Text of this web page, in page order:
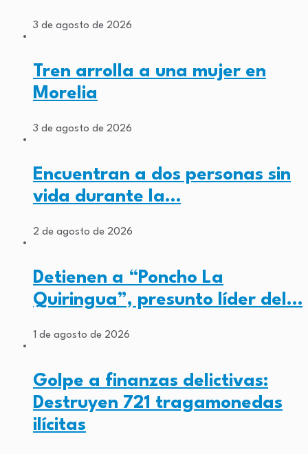
3 de agosto de 2026
Tren arrolla a una mujer en
Morelia
3 de agosto de 2026
Encuentran a dos personas sin
vida durante la…
2 de agosto de 2026
Detienen a “Poncho La
Quiringua”, presunto líder del…
1 de agosto de 2026
Golpe a finanzas delictivas:
Destruyen 721 tragamonedas
ilícitas